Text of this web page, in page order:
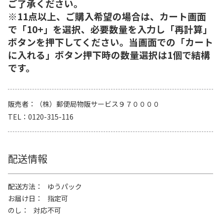
ご了承ください。
※11点以上、ご購入希望の場合は、カート画面
で「10+」を選択、必要数量を入力し「再計算」
ボタンを押下してください。当画面での「カート
に入れる」ボタン押下時の数量選択は1個で結構
です。
販売者
（株）郵便局物販サービス９７００００
TEL
0120-315-116
配送情報
配送方法
ゆうパック
お届け日
指定可
のし
対応不可